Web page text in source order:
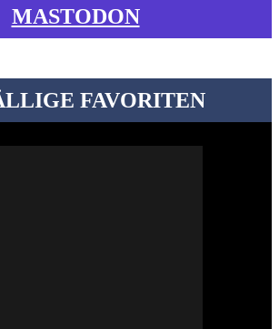
MASTODON
FAVORITEN